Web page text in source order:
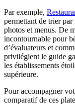
Par exemple,
permettant de trier
photos et menus. De
incontournable pour
d’évaluateurs et
privilégient le guide
les établissements
supérieure.
Pour accompagner
comparatif de ces